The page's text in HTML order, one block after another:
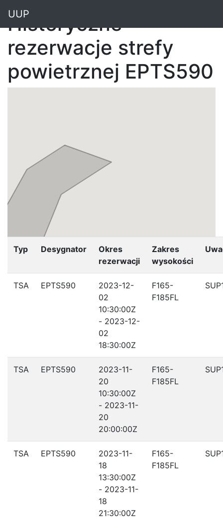
UUP
Historyczne
rezerwacje strefy
powietrznej EPTS590
Typ Desygnator
Okres
rezerwacji
Zakres
wysokości
TSA EPTS590
2023-12-
02
10:30:00Z
- 2023-12-
02
18:30:00Z
F165-
F185FL
TSA EPTS590
2023-11-
20
10:30:00Z
- 2023-11-
20
20:00:00Z
F165-
F185FL
TSA EPTS590
2023-11-
18
13:30:00Z
- 2023-11-
18
21:30:00Z
F165-
F185FL